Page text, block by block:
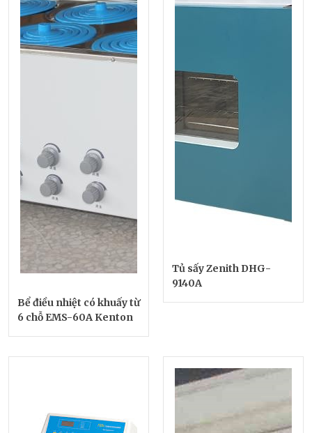
Bể điều nhiệt có khuấy từ
6 chỗ EMS-60A Kenton
Tủ sấy Zenith DHG-
9140A